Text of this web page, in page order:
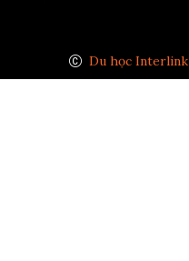
Du học Interlink